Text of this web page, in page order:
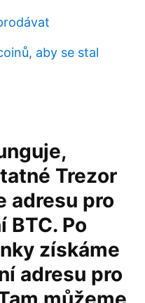
aby se stal
Trezor
adresu pro
BTC. Po
získáme
adresu pro